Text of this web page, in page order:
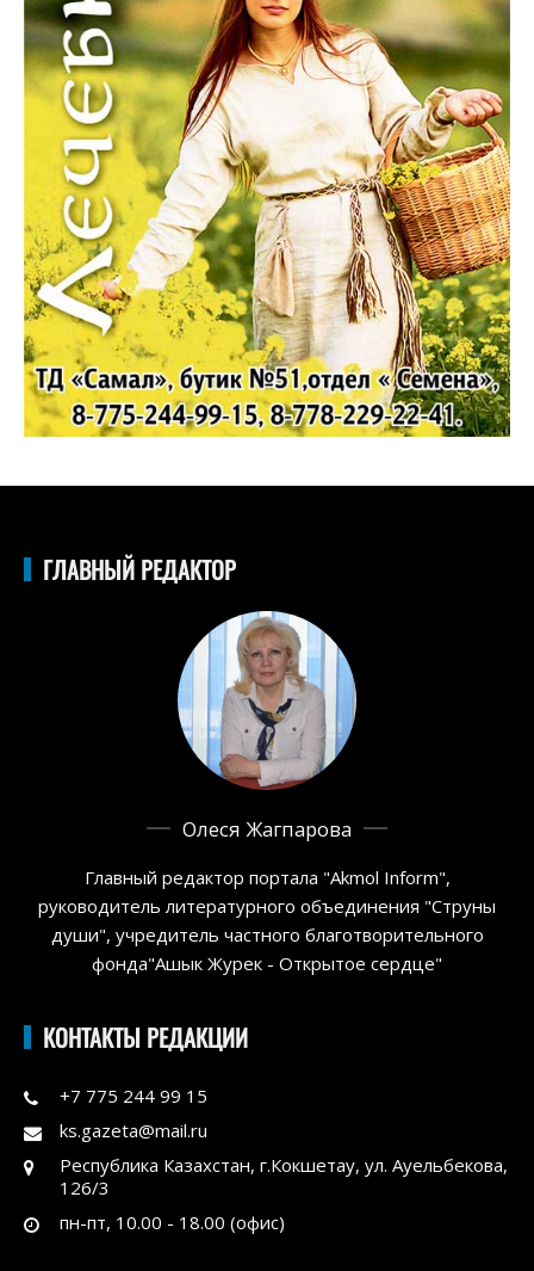
ГЛАВНЫЙ РЕДАКТОР
Олеся Жагпарова
Главный редактор портала "Akmol Inform",
руководитель литературного объединения "Струны
души", учредитель частного благотворительного
фонда"Ашык Журек - Открытое сердце"
КОНТАКТЫ РЕДАКЦИИ
+7 775 244 99 15
ks.gazeta@mail.ru
Республика Казахстан, г.Кокшетау, ул. Ауельбекова,
126/3
пн-пт, 10.00 - 18.00 (офис)